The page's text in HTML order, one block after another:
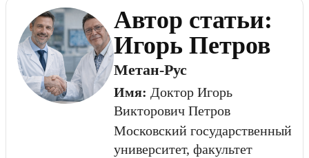
Автор статьи:
Игорь Петров
Метан-Рус
Имя: Доктор Игорь
Викторович Петров
Московский государственный
университет, факультет